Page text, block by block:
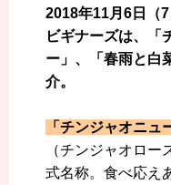
2018年11月6日（
ビギナーズは、「
ー」、「春雨と白
介。
「チンジャオニュ
（チンジャオロ
式名称。食べ応え